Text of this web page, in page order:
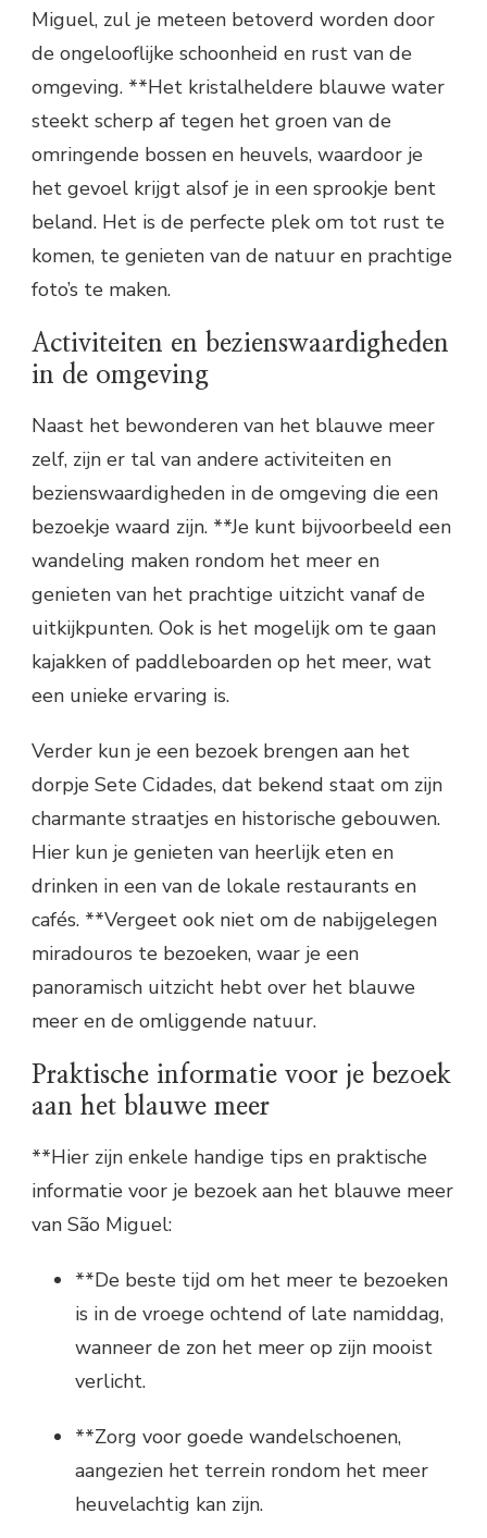
Miguel, zul je meteen betoverd worden door
de ongelooflijke schoonheid en rust van de
omgeving. **Het kristalheldere blauwe water
steekt scherp af tegen het groen van de
omringende bossen en heuvels, waardoor je
het gevoel krijgt alsof je in een sprookje bent
beland. Het is de perfecte plek om tot rust te
komen, te genieten van de natuur en prachtige
foto’s te maken.
Activiteiten en bezienswaardigheden
in de omgeving
Naast het bewonderen van het blauwe meer
zelf, zijn er tal van andere activiteiten en
bezienswaardigheden in de omgeving die een
bezoekje waard zijn. **Je kunt bijvoorbeeld een
wandeling maken rondom het meer en
genieten van het prachtige uitzicht vanaf de
uitkijkpunten. Ook is het mogelijk om te gaan
kajakken of paddleboarden op het meer, wat
een unieke ervaring is.
Verder kun je een bezoek brengen aan het
dorpje Sete Cidades, dat bekend staat om zijn
charmante straatjes en historische gebouwen.
Hier kun je genieten van heerlijk eten en
drinken in een van de lokale restaurants en
cafés. **Vergeet ook niet om de nabijgelegen
miradouros te bezoeken, waar je een
panoramisch uitzicht hebt over het blauwe
meer en de omliggende natuur.
Praktische informatie voor je bezoek
aan het blauwe meer
**Hier zijn enkele handige tips en praktische
informatie voor je bezoek aan het blauwe meer
van São Miguel:
**De beste tijd om het meer te bezoeken
is in de vroege ochtend of late namiddag,
wanneer de zon het meer op zijn mooist
verlicht.
**Zorg voor goede wandelschoenen,
aangezien het terrein rondom het meer
heuvelachtig kan zijn.